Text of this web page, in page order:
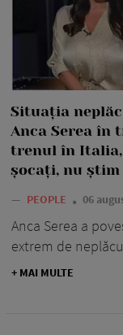
Situația
Anca Serea în
trenul în Italia,
șocați, nu știm
— PEOPLE 06
Anca Serea a
extrem de
+ MAI MULTE